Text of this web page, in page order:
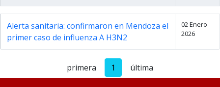
Alerta sanitaria: confirmaron en Mendoza el
primer caso de influenza A H3N2
02 Enero
2026
primera 1 última